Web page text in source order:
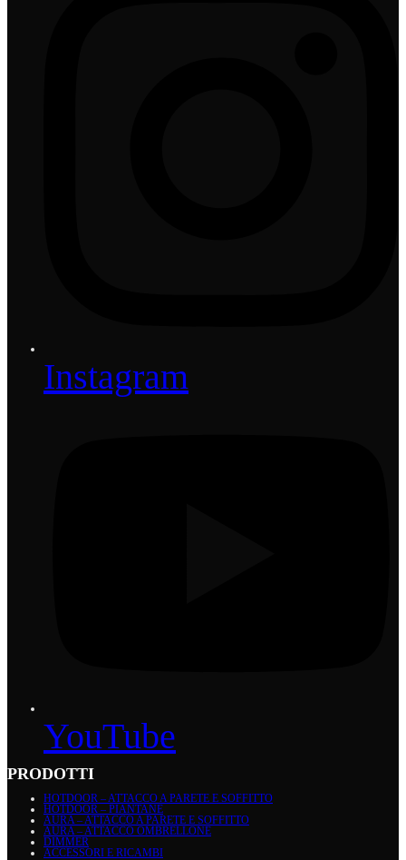
Instagram
YouTube
PRODOTTI
HOTDOOR – ATTACCO A PARETE E SOFFITTO
HOTDOOR – PIANTANE
AURA – ATTACCO A PARETE E SOFFITTO
AURA – ATTACCO OMBRELLONE
DIMMER
ACCESSORI E RICAMBI